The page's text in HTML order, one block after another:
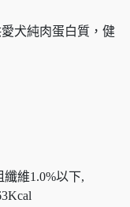
犬純肉蛋白質，健
維1.0%以下,